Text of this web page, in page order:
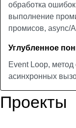
обработка
выполнение
промисов, async/
Углубленное
Event Loop, метод
асинхронных
Проекты